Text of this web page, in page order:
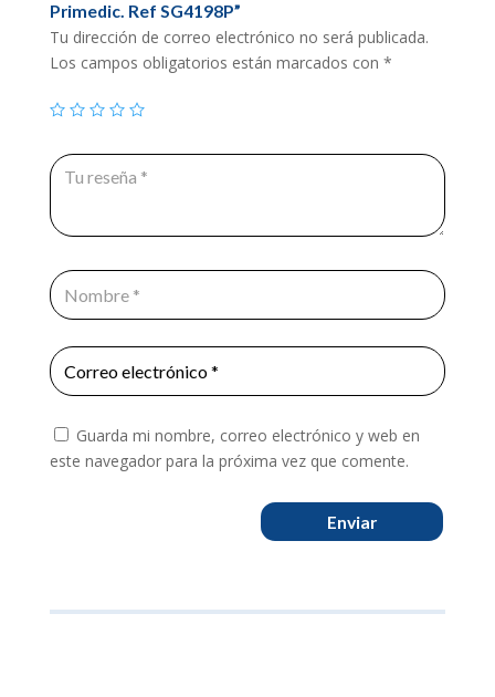
Primedic. Ref SG4198P”
Tu dirección de correo electrónico no será publicada.
Los campos obligatorios están marcados con *
Guarda mi nombre, correo electrónico y web en
este navegador para la próxima vez que comente.
Enviar